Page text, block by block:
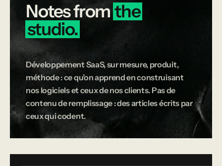
Notesfrom the
studio.
Développement SaaS, sur mesure, produit,
méthode : ce qu’on apprend en construisant
nos logiciels et ceux de nos clients. Pas de
contenu de remplissage : des articles écrits par
ceux qui codent.